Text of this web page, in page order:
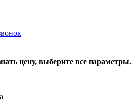
цену, выберите все параметры.